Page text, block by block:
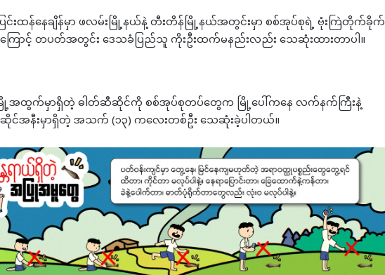
ထန်နေချိန်မှာ ဖလမ်းမြို့နယ်နဲ့ တီးတိန်မြို့နယ်အတွင်းမှာ စစ်အုပ်စုရဲ့ ဗုံးကြဲတိုက်ခိုက်
ောင့် တပတ်အတွင်း ဒေသခံပြည်သူ ကိုးဦးထက်မနည်းလည်း သေဆုံးထားတာပါ။
ြို့အထွက်မှာရှိတဲ့ ဓါတ်ဆီဆိုင်ကို စစ်အုပ်စုတပ်တွေက မြို့ပေါ်ကနေ လက်နက်ကြီးနဲ့
င်အနီးမှာရှိတဲ့ အသက် (၁၃) ကလေးတစ်ဦး သေဆုံးခဲ့ပါတယ်။